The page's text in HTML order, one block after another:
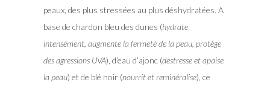
peaux, des plus stressées au plus déshydratées. A
base de chardon bleu des dunes (hydrate
intensément, augmente la fermeté de la peau, protège
des agressions UVA), d’eau d’ajonc (destresse et apaise
la peau) et de blé noir (nourrit et reminéralise), ce